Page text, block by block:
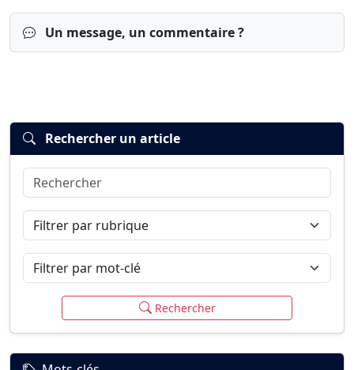
Un message, un commentaire ?
Connexion
Rechercher un article
Rechercher
Filtrer par rubrique
Filtrer par mot-clé
Rechercher